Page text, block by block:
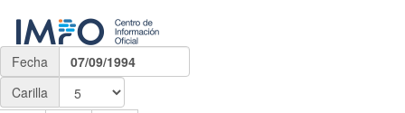
Fecha
07/09/1994
Carilla